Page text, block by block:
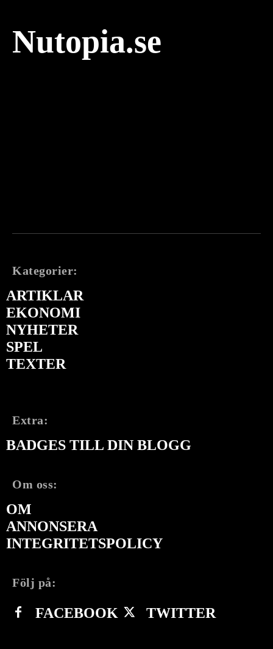
Nutopia.se
Kategorier:
ARTIKLAR
EKONOMI
NYHETER
SPEL
TEXTER
Extra:
BADGES TILL DIN BLOGG
Om oss:
OM
ANNONSERA
INTEGRITETSPOLICY
Följ på:
FACEBOOK TWITTER